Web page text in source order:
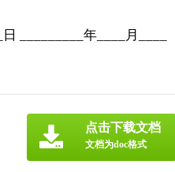
_________年____月____
点击下载文档
文档为doc格式